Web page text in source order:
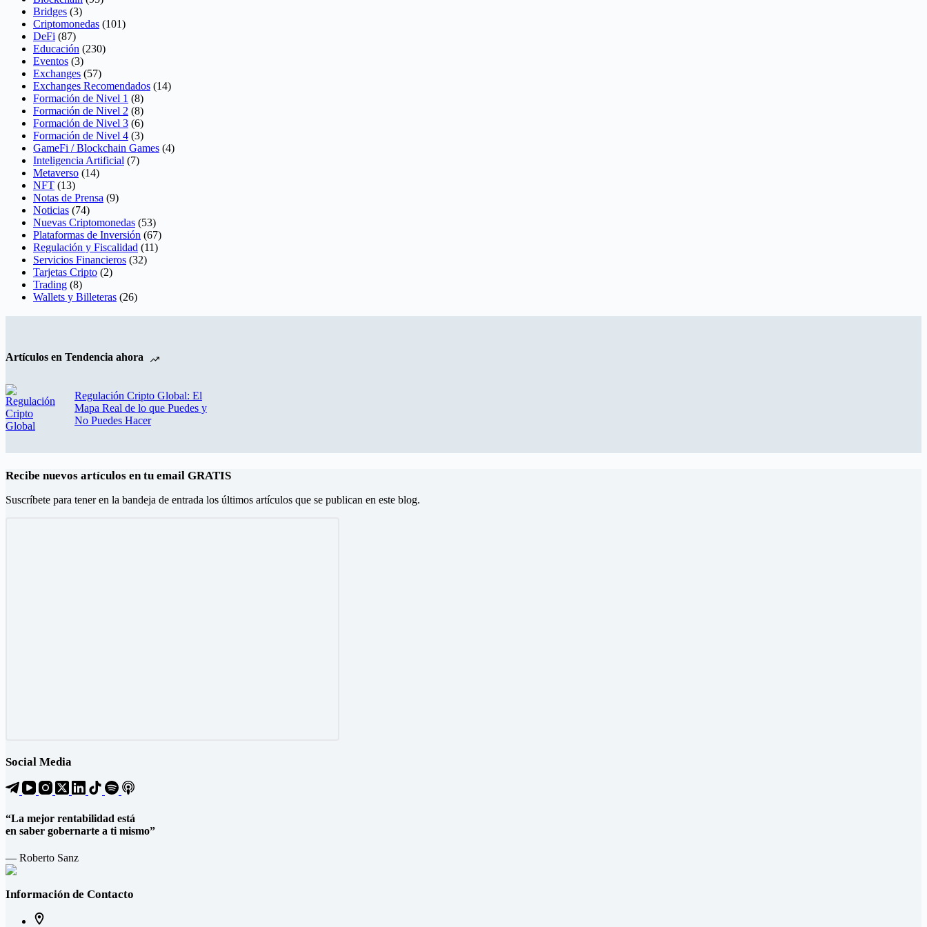
Bridges (3)
Criptomonedas (101)
DeFi (87)
Educación (230)
Eventos (3)
Exchanges (57)
Exchanges Recomendados (14)
Formación de Nivel 1 (8)
Formación de Nivel 2 (8)
Formación de Nivel 3 (6)
Formación de Nivel 4 (3)
GameFi / Blockchain Games (4)
Inteligencia Artificial (7)
Metaverso (14)
NFT (13)
Notas de Prensa (9)
Noticias (74)
Nuevas Criptomonedas (53)
Plataformas de Inversión (67)
Regulación y Fiscalidad (11)
Servicios Financieros (32)
Tarjetas Cripto (2)
Trading (8)
Wallets y Billeteras (26)
Artículos en Tendencia ahora
Regulación Cripto Global: El
Mapa Real de lo que Puedes y
No Puedes Hacer
Recibe nuevos artículos en tu email GRATIS
Suscríbete para tener en la bandeja de entrada los últimos artículos que se publican en este blog.
Social Media
“La mejor rentabilidad está
en saber gobernarte a ti mismo”
— Roberto Sanz
Información de Contacto